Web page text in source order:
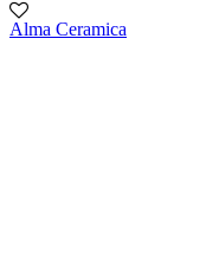
Alma Ceramica